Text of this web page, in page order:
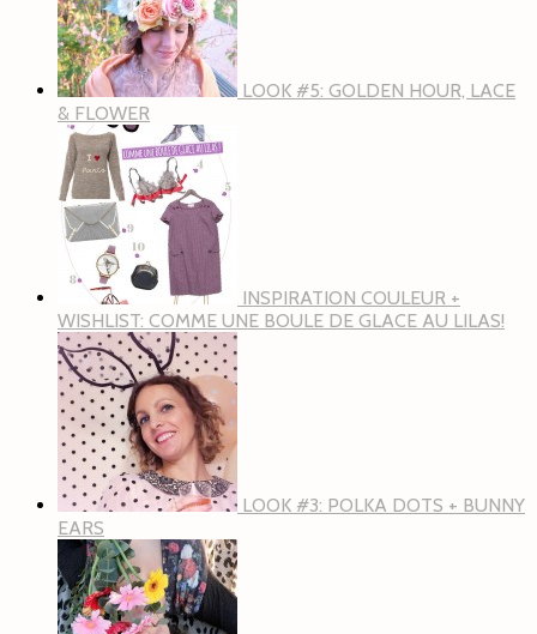
LOOK #5: GOLDEN HOUR, LACE
& FLOWER
INSPIRATION COULEUR +
WISHLIST: COMME UNE BOULE DE GLACE AU LILAS!
LOOK #3: POLKA DOTS + BUNNY
EARS